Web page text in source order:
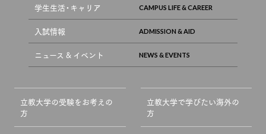
学生生活・キャリア
入試情報
ニュース & イベント
立教大学の受験をお考えの
方
立教大学で学びたい海外の
方